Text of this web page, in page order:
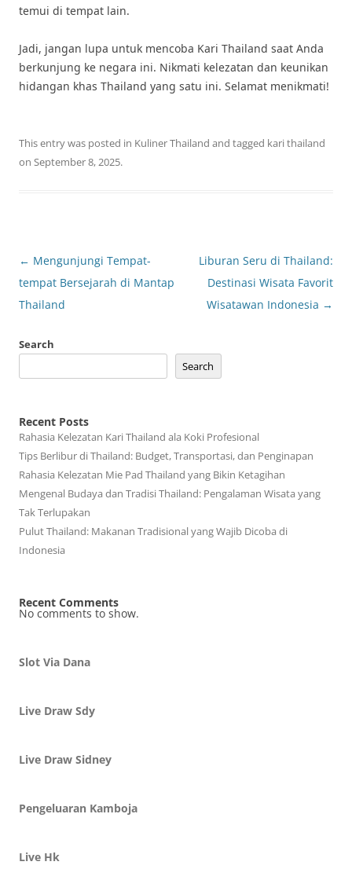
temui di tempat lain.
Jadi, jangan lupa untuk mencoba Kari Thailand saat Anda
berkunjung ke negara ini. Nikmati kelezatan dan keunikan
hidangan khas Thailand yang satu ini. Selamat menikmati!
This entry was posted in Kuliner Thailand and tagged kari thailand
on September 8, 2025.
Post
navigation
← Mengunjungi Tempat-
tempat Bersejarah di Mantap
Thailand
Liburan Seru di Thailand:
Destinasi Wisata Favorit
Wisatawan Indonesia →
Search
Search
Recent Posts
Rahasia Kelezatan Kari Thailand ala Koki Profesional
Tips Berlibur di Thailand: Budget, Transportasi, dan Penginapan
Rahasia Kelezatan Mie Pad Thailand yang Bikin Ketagihan
Mengenal Budaya dan Tradisi Thailand: Pengalaman Wisata yang
Tak Terlupakan
Pulut Thailand: Makanan Tradisional yang Wajib Dicoba di
Indonesia
Recent Comments
No comments to show.
Slot Via Dana
Live Draw Sdy
Live Draw Sidney
Pengeluaran Kamboja
Live Hk